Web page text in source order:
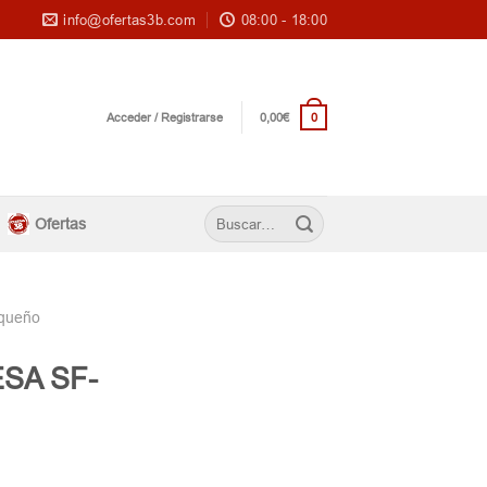
info@ofertas3b.com 08:00 - 18:00
Acceder / Registrarse 0,00€ 0
Ofertas
Buscar
por:
SF-